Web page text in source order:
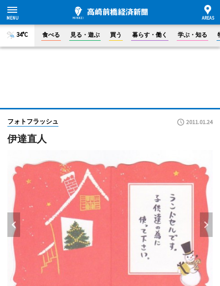
34°C 食べる 見る・遊ぶ 買う 暮らす・働く 学ぶ・知る
フォトフラッシュ 2011.01.24
伊達直人